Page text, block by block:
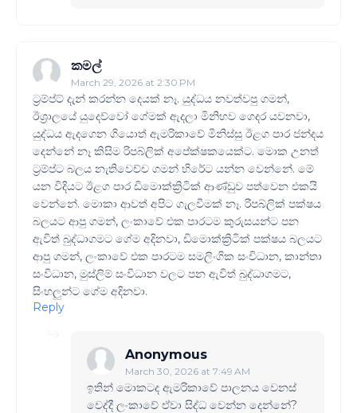
කමල්
March 29, 2026 at 2:30 PM
ට්‍රම්ප්ට් දැන් කරන්න දෙයක් නෑ. යුද්ධය නවත්වපු ගමන්,
ඊශ්‍රාලයේ යුදෙව්වෝ ගේමක් ඇදලා මිනිහව ගෙදර යවනවා,
යුද්ධය ඇදගෙන ගියොත් ඇමරිකාවේ මිනිස්සු ඊළග පාර ජන්දය
දෙන්නේ නෑ කිසිම රිපබ්ලික් අපේක්ෂකයෙක්ට. මොක උනත්
ට්‍රම්ප්ට බලය නැතිවෙච්ච ගමන් හිරේට යන්න වෙන්නේ. මේ
යන විදියට ඊළග පාර ඩිමොක්ක්‍රිටික් ආණ්ඩුව පත්වෙන එකයි
වෙන්නේ. මොකා ආවත් අපිට ගැලවීමක් නෑ. රිපබ්ලික් පක්ෂය
බලයට ආපු ගමන්, ලංකාවේ එක පාරටම කුරුසයන්ට පන
ඇවිත් බුද්ධාගමට ගේම අදිනවා, ඩිමොක්ක්‍රිටික් පක්ෂය බලයට
ආපු ගමන්, ලංකාවේ එක පාරටම සමලිංගික සංවිධාන, කාන්තා
සංවිධාන, මුස්ලිම් සංවිධාන වලට පන ඇවිත් බුද්ධාගමට,
සිංහලුන්ට ගේම අදිනවා.
Reply
Anonymous
March 30, 2026 at 7:49 AM
ඉතින් මොකටද ඇමරිකාවේ පාලනය වෙනස්
වෙද්දී ලංකාවේ ඒවා සිද්ධ වෙන්න දෙන්නේ?